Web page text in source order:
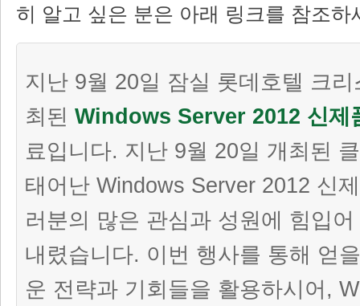
히 알고 싶은 분은 아래 링크를 참조하
지난 9월 20일 잠실 롯데호텔 크
최된 Windows Server 2012 신제
료입니다. 지난 9월 20일 개최된
태어난 Windows Server 2012 신
러분의 많은 관심과 성원에 힘입
내렸습니다. 이번 행사를 통해 얻
운 전략과 기회들을 활용하시어,